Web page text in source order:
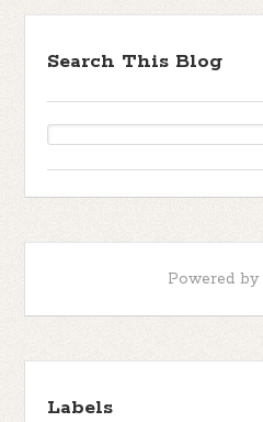
Search This Blog
Powered by
Labels